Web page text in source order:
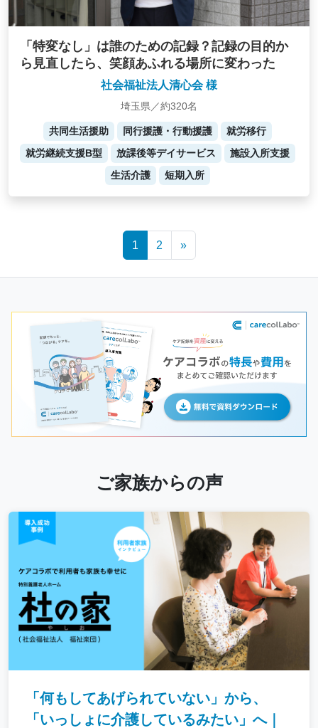
「特変なし」は誰のための記録？記録の目的か
ら見直したら、笑顔あふれる場所に変わった
社会福祉法人清心会 様
埼玉県／約320名
共同生活援助 同行援護・行動援護
就労移行
就労継続支援B型
放課後等デイサービス
施設入所支援
生活介護
短期入所
1 2 »
ご家族からの声
「何もしてあげられていない」から、
「いっしょに介護しているみたい」へ｜